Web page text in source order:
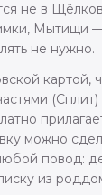
не в
Мытищи
не нужно.
картой,
можно
повод:
из